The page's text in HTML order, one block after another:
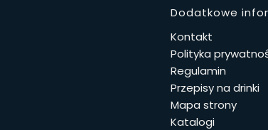
Linki
Dodatkowe
Kontakt
Polityka
Regulamin
Przepisy na drinki
Mapa strony
Katalogi